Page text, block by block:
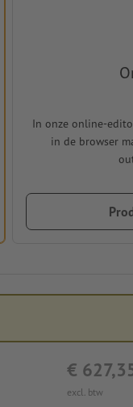
In onze online-
in de browser
excl. btw
€